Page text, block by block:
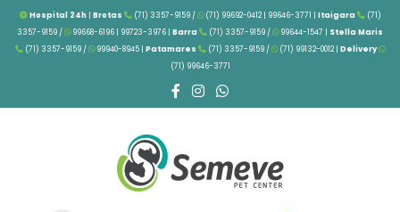
Hospital 24h| Brotas (71) 3357-9159 / (71) 99692-0412 | 99646-3771 | Itaigara
(71)
3357-9159 /
99668-6196 | 99723-3976 | Barra (71) 3357-9159 / 99644-1547 | Stella Maris
(71) 3357-9159 /
99940-8945 | Patamares (71) 3357-9159 / (71) 99132-0012 | Delivery
(71) 99646-3771